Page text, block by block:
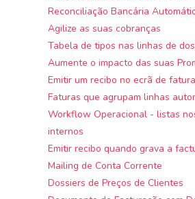
Reconciliação Bancária
Agilize as suas cobranças
Tabela de tipos nas linhas de
Aumente o impacto das suas
Emitir um recibo no ecrã de
Faturas que agrupam linhas
Workflow Operacional - listas
internos
Emitir recibo quando grava a
Mailing de Conta Corrente
Dossiers de Preços de Clientes